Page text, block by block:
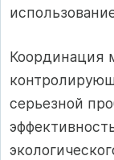
Координация
серьезной